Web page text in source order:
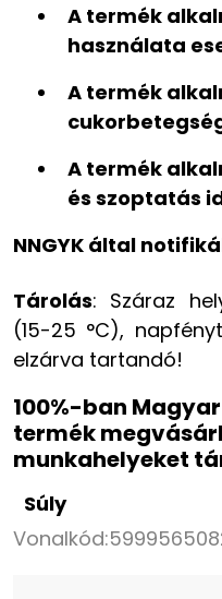
A termék
használata
A termék
A termék
és szoptatás
NNGYK által
Tárolás: Száraz
(15-25 °C),
elzárva tartandó!
100%-ban
termék
munkahelyeket
Súly
Vonalkód: